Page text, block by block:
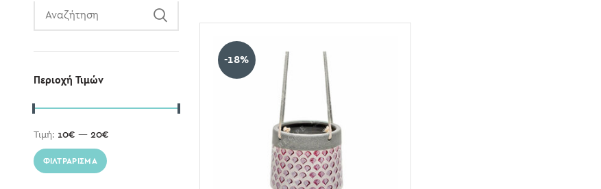
Περιοχή Τιμών
ΦΙΛΤΡΆΡΙΣΜΑ
Τιμή: 10€ — 20€
-18%